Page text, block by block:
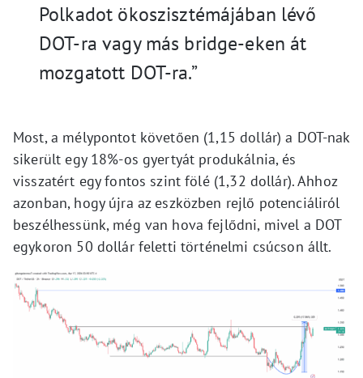
Polkadot ökoszisztémájában lévő
DOT-ra vagy más bridge-eken át
mozgatott DOT-ra.”
Most, a mélypontot követően (1,15 dollár) a DOT-nak
sikerült egy 18%-os gyertyát produkálnia, és
visszatért egy fontos szint fölé (1,32 dollár). Ahhoz
azonban, hogy újra az eszközben rejlő potenciáliról
beszélhessünk, még van hova fejlődni, mivel a DOT
egykoron 50 dollár feletti történelmi csúcson állt.